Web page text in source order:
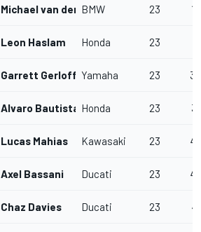
Michael van der Mark
BMW 23
Leon Haslam Honda 23
Garrett Gerloff Yamaha 23
Alvaro Bautista Honda 23
Lucas Mahias Kawasaki 23
Axel Bassani Ducati 23
Chaz Davies Ducati 23